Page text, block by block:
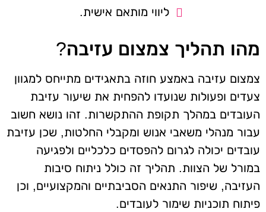
ליווי מותאם אישית.
מהו תהליך צמצום עזיבה?
צמצום עזיבה באמצע חוזה בתאגידים מתייחס למגוון
צעדים ופעולות שנועדו להפחית את שיעור עזיבת
העובדים במהלך תקופת ההתקשרות. זהו נושא חשוב
עבור מנהלי משאבי אנוש ומקבלי החלטות, שכן עזיבת
עובדים יכולה לגרום להפסדים כלכליים ולפגיעה
במורל של הצוות. תהליך זה כולל ניתוח סיבות
העזיבה, שיפור התנאים הסביבתיים והמקצועיים, וכן
פיתוח תוכניות שימור לעובדים.